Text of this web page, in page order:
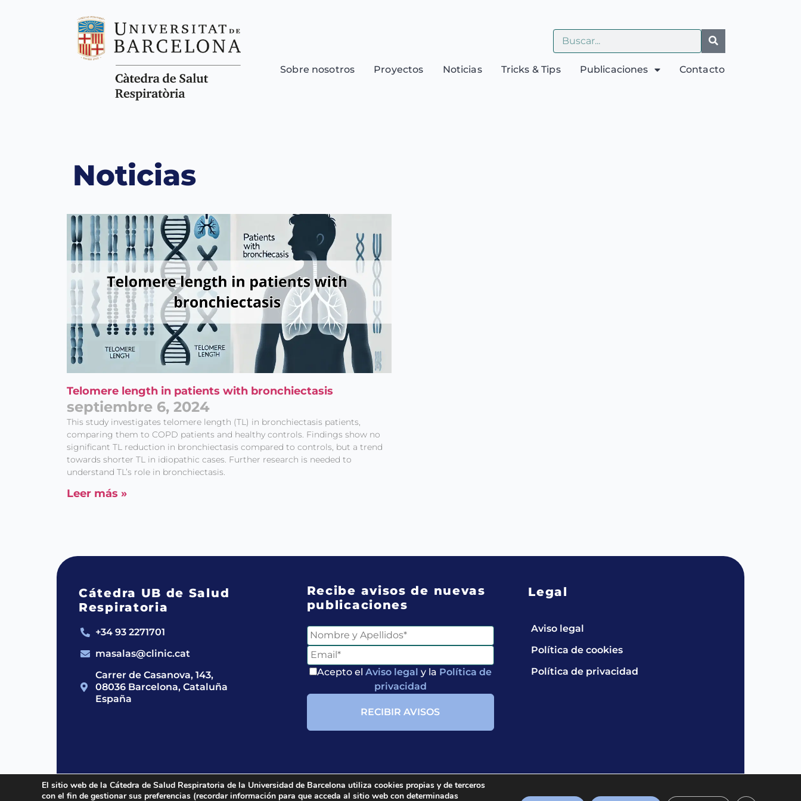
Sobre nosotros Proyectos Noticias Tricks & Tips Publicaciones Contacto
Noticias
Telomere length in patients with bronchiectasis
septiembre 6, 2024
This study investigates telomere length (TL) in bronchiectasis patients,
comparing them to COPD patients and healthy controls. Findings show no
significant TL reduction in bronchiectasis compared to controls, but a trend
towards shorter TL in idiopathic cases. Further research is needed to
understand TL’s role in bronchiectasis.
Leer más »
Cátedra UB de Salud
Respiratoria
+34 93 2271701
masalas@clinic.cat
Carrer de Casanova, 143,
08036 Barcelona, Cataluña
España
Recibe avisos de nuevas
publicaciones
Acepto el Aviso legal y la Política de
privacidad
Legal
Aviso legal
Política de cookies
Política de privacidad
2024 © Cátedra UB de Salud Respiratoria.All rights reserved.
El sitio web de la Cátedra de Salud Respiratoria de la Universidad de Barcelona utiliza cookies propias y de terceros
con el fin de gestionar sus preferencias (recordar información para que acceda al sitio web con determinadas